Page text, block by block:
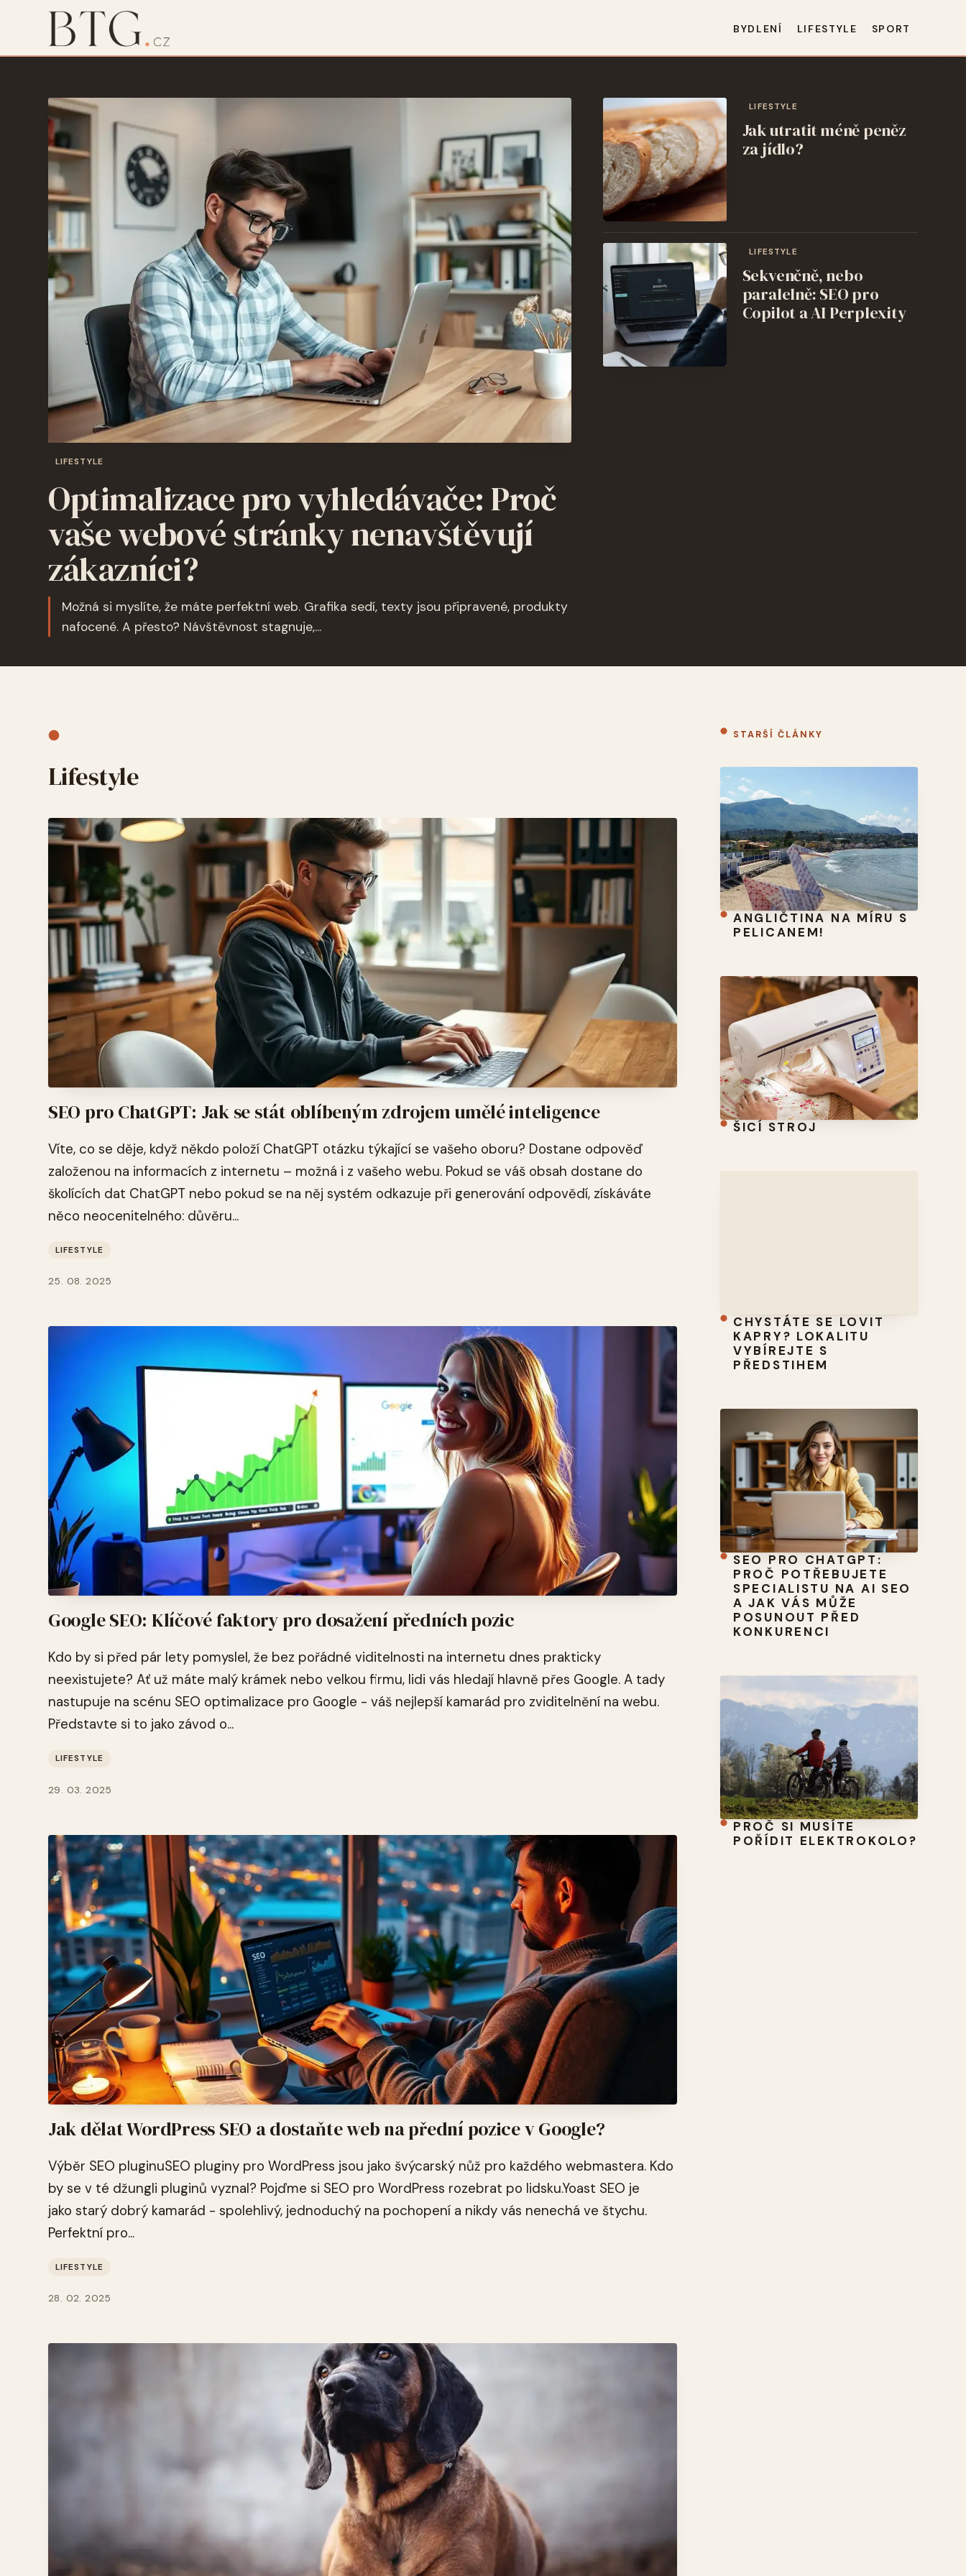
BYDLENÍ LIFESTYLE SPORT
Optimalizace pro vyhledávače: Proč
vaše webové stránky nenavštěvují
zákazníci?
Možná si myslíte, že máte perfektní web. Grafika sedí, texty jsou připravené, produkty
nafocené. A přesto? Návštěvnost stagnuje,...
LIFESTYLE
Jak utratit méně peněz
za jídlo?
LIFESTYLE
Sekvenčně, nebo
paralelně: SEO pro
Copilot a AI Perplexity
LIFESTYLE
Lifestyle
SEO pro ChatGPT: Jak se stát oblíbeným zdrojem umělé inteligence
Víte, co se děje, když někdo položí ChatGPT otázku týkající se vašeho oboru? Dostane odpověď
založenou na informacích z internetu – možná i z vašeho webu. Pokud se váš obsah dostane do
školících dat ChatGPT nebo pokud se na něj systém odkazuje při generování odpovědí, získáváte
něco neocenitelného: důvěru...
LIFESTYLE
25. 08. 2025
Google SEO: Klíčové faktory pro dosažení předních pozic
Kdo by si před pár lety pomyslel, že bez pořádné viditelnosti na internetu dnes prakticky
neexistujete? Ať už máte malý krámek nebo velkou firmu, lidi vás hledají hlavně přes Google. A tady
nastupuje na scénu SEO optimalizace pro Google - váš nejlepší kamarád pro zviditelnění na webu.
Představte si to jako závod o...
LIFESTYLE
29. 03. 2025
Jak dělat WordPress SEO a dostaňte web na přední pozice v Google?
Výběr SEO pluginuSEO pluginy pro WordPress jsou jako švýcarský nůž pro každého webmastera. Kdo
by se v té džungli pluginů vyznal? Pojďme si SEO pro WordPress rozebrat po lidsku.Yoast SEO je
jako starý dobrý kamarád - spolehlivý, jednoduchý na pochopení a nikdy vás nenechá ve štychu.
Perfektní pro...
LIFESTYLE
28. 02. 2025
STARŠÍ ČLÁNKY
ANGLIČTINA NA MÍRU S
PELICANEM!
ŠICÍ STROJ
CHYSTÁTE SE LOVIT
KAPRY? LOKALITU
VYBÍREJTE S
PŘEDSTIHEM
SEO PRO CHATGPT:
PROČ POTŘEBUJETE
SPECIALISTU NA AI SEO
A JAK VÁS MŮŽE
POSUNOUT PŘED
KONKURENCI
PROČ SI MUSÍTE
POŘÍDIT ELEKTROKOLO?